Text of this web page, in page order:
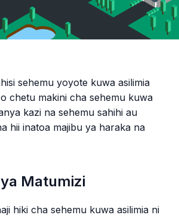
sehemu yoyote kuwa asilimia
chetu makini cha sehemu kuwa
kazi na sehemu sahihi au
hii inatoa majibu ya haraka na
Matumizi
hiki cha sehemu kuwa asilimia ni